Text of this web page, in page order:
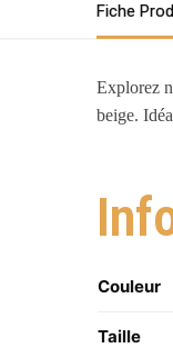
Fiche
Explorez
beige.
Couleur
Taille